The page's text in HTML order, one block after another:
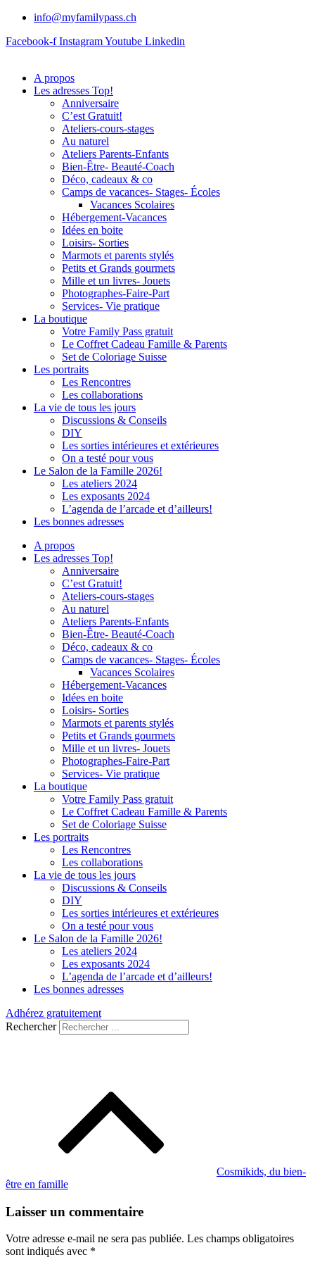
info@myfamilypass.ch
Facebook-f InstagramYoutube Linkedin
A propos
Les adresses Top!
Anniversaire
C’est Gratuit!
Ateliers-cours-stages
Au naturel
Ateliers Parents-Enfants
Bien-Être- Beauté-Coach
Déco, cadeaux & co
Camps de vacances- Stages- Écoles
Vacances Scolaires
Hébergement-Vacances
Idées en boite
Loisirs- Sorties
Marmots et parents stylés
Petits et Grands gourmets
Mille et un livres- Jouets
Photographes-Faire-Part
Services- Vie pratique
La boutique
Votre Family Pass gratuit
Le Coffret Cadeau Famille & Parents
Set de Coloriage Suisse
Les portraits
Les Rencontres
Les collaborations
La vie de tous les jours
Discussions & Conseils
DIY
Les sorties intérieures et extérieures
On a testé pour vous
Le Salon de la Famille 2026!
Les ateliers 2024
Les exposants 2024
L’agenda de l’arcade et d’ailleurs!
Les bonnes adresses
A propos
Les adresses Top!
Anniversaire
C’est Gratuit!
Ateliers-cours-stages
Au naturel
Ateliers Parents-Enfants
Bien-Être- Beauté-Coach
Déco, cadeaux & co
Camps de vacances- Stages- Écoles
Vacances Scolaires
Hébergement-Vacances
Idées en boite
Loisirs- Sorties
Marmots et parents stylés
Petits et Grands gourmets
Mille et un livres- Jouets
Photographes-Faire-Part
Services- Vie pratique
La boutique
Votre Family Pass gratuit
Le Coffret Cadeau Famille & Parents
Set de Coloriage Suisse
Les portraits
Les Rencontres
Les collaborations
La vie de tous les jours
Discussions & Conseils
DIY
Les sorties intérieures et extérieures
On a testé pour vous
Le Salon de la Famille 2026!
Les ateliers 2024
Les exposants 2024
L’agenda de l’arcade et d’ailleurs!
Les bonnes adresses
Adhérez gratuitement
Rechercher
Cosmikids, du bien-
être en famille
Laisser un commentaire
Votre adresse e-mail ne sera pas publiée. Les champs obligatoires
sont indiqués avec *